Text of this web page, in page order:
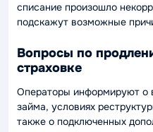
списание произошло
подскажут возможные
Вопросы по
страховке
Операторы информируют о
займа, условиях
также о подключенных